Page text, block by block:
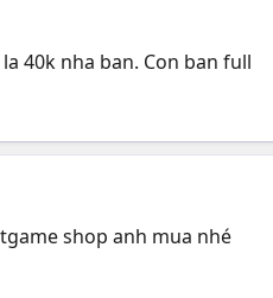
40k nha ban. Con ban full
shop anh mua nhé